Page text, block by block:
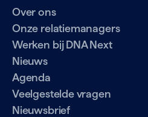
Over ons
Onze relatiemanagers
Werken bij DNA Next
Nieuws
Agenda
Veelgestelde vragen
Nieuwsbrief